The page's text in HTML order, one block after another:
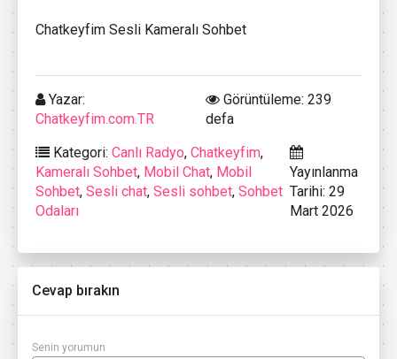
Chatkeyfim Sesli Kameralı Sohbet
Yazar:
Chatkeyfim.com.TR
Görüntüleme: 239
defa
Kategori: Canlı Radyo, Chatkeyfim,
Kameralı Sohbet, Mobil Chat, Mobil
Sohbet, Sesli chat, Sesli sohbet, Sohbet
Odaları
Yayınlanma
Tarihi: 29
Mart 2026
Cevap bırakın
Senin yorumun